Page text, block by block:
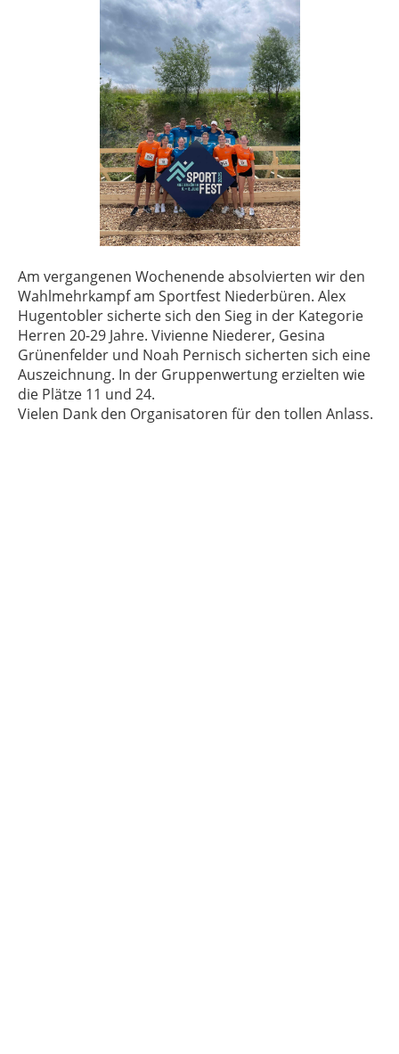
Am vergangenen Wochenende absolvierten wir den
Wahlmehrkampf am Sportfest Niederbüren. Alex
Hugentobler sicherte sich den Sieg in der Kategorie
Herren 20-29 Jahre. Vivienne Niederer, Gesina
Grünenfelder und Noah Pernisch sicherten sich eine
Auszeichnung. In der Gruppenwertung erzielten wie
die Plätze 11 und 24.
Vielen Dank den Organisatoren für den tollen Anlass.